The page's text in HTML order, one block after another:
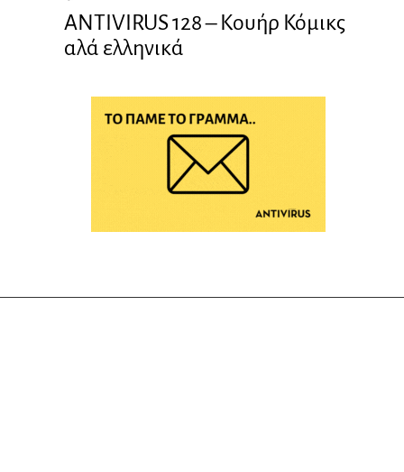
ANTIVIRUS 128 – Kουήρ Κόμικς
αλά ελληνικά